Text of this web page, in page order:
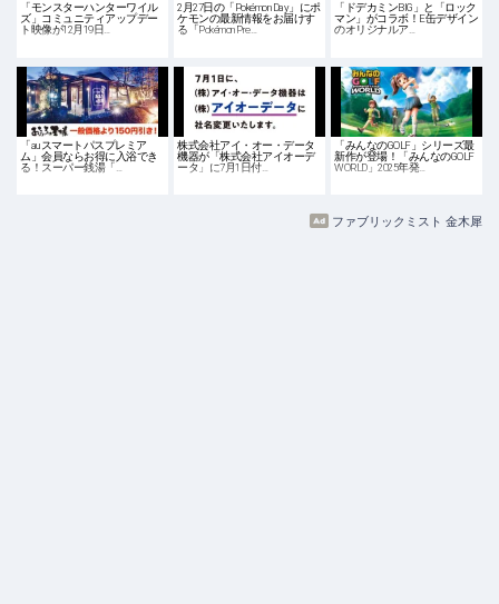
「モンスターハンターワイル
ズ」コミュニティアップデー
ト映像が12月19日…
2月27日の「Pokémon Day」にポ
ケモンの最新情報をお届けす
る「Pokémon Pre…
「ドデカミンBIG」と「ロック
マン」がコラボ！E缶デザイン
のオリジナルア…
「auスマートパスプレミア
ム」会員ならお得に入浴でき
る！スーパー銭湯「…
株式会社アイ・オー・データ
機器が「株式会社アイオーデ
ータ」に7月1日付…
「みんなのGOLF」シリーズ最
新作が登場！「みんなのGOLF
WORLD」2025年発…
ファブリックミスト 金木犀